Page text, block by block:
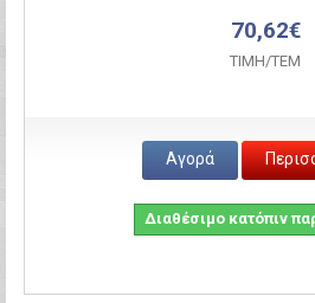
70,62€
ΤΙΜH/ΤΕΜ
Αγορά
Διαθέσιμο κατόπιν